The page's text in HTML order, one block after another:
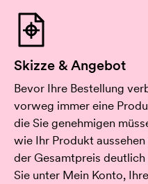
Skizze & Angebot
Bevor Ihre Bestellung
vorweg immer eine
die Sie genehmigen
wie Ihr Produkt
der Gesamtpreis
Sie unter Mein Konto,